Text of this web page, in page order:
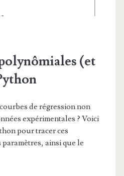
(et
de régression non
expérimentales ? Voici
pour tracer ces
ainsi que le